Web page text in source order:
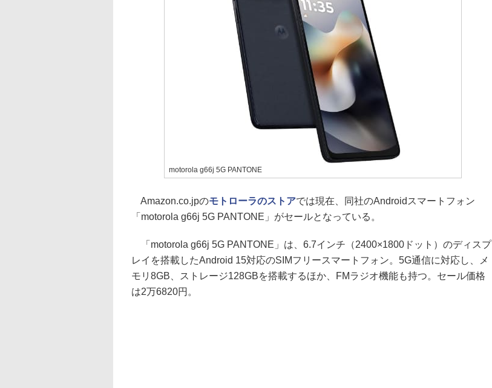
motorola g66j 5G PANTONE
Amazon.co.jpのモトローラのストアでは現在、同社のAndroidスマートフォン
「motorola g66j 5G PANTONE」がセールとなっている。
「motorola g66j 5G PANTONE」は、6.7インチ（2400×1800ドット）のディスプ
レイを搭載したAndroid 15対応のSIMフリースマートフォン。5G通信に対応し、メ
モリ8GB、ストレージ128GBを搭載するほか、FMラジオ機能も持つ。セール価格
は2万6820円。